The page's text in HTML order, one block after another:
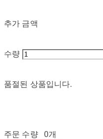
추가 금액
수량
품절된 상품입니다.
주문 수량
0개